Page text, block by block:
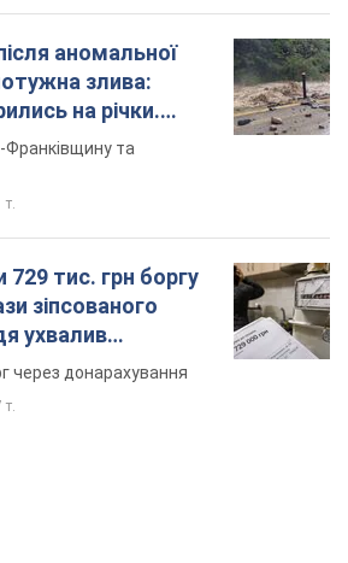
аномальної
злива:
на річки.
Франківщину та
т.
729 тис. грн боргу
зіпсованого
ухвалив
через донарахування
т.